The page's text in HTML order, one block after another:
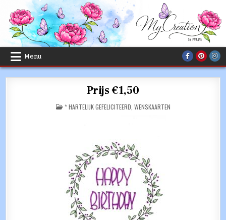
content
Menu
Prijs €1,50
POSTED
IN
* HARTELIJK GEFELICITEERD WENSKAARTEN